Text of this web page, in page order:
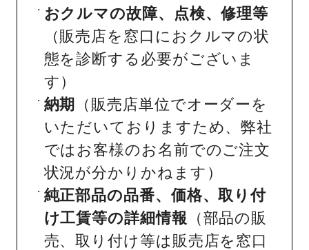
おクルマの故障、点検、修理等
（販売店を窓口におクルマの状
態を診断する必要がございま
す）
納期
（販売店単位でオーダーを
いただいておりますため、弊社
ではお客様のお名前でのご注文
状況が分かりかねます）
純正部品の品番、価格、取り付
け工賃等の詳細情報 （部品の販
売、取り付け等は販売店を窓口